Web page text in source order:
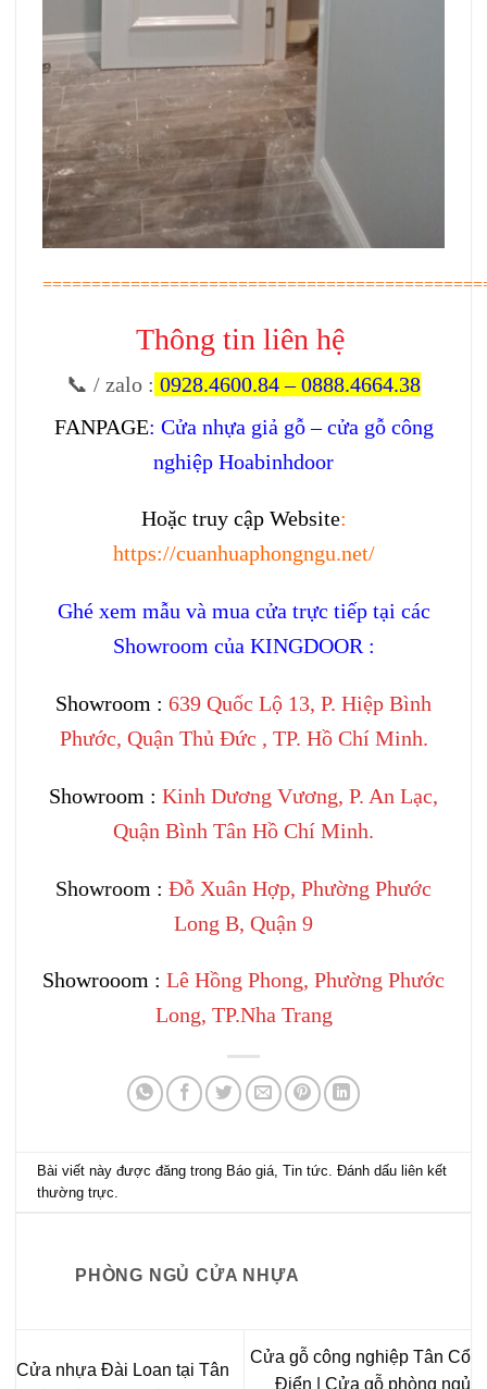
Thông tin liên hệ
📞 / zalo : 0928.4600.84–0888.4664.38
FANPAGE: Cửa nhựa giả gỗ – cửa gỗ công
nghiệp Hoabinhdoor
Hoặc truy cập Website:
https://cuanhuaphongngu.net/
Ghé xem mẫu và mua cửa trực tiếp tại các
Showroom của KINGDOOR :
Showroom : 639 Quốc Lộ 13, P. Hiệp Bình
Phước, Quận Thủ Đức , TP. Hồ Chí Minh.
Showroom : Kinh Dương Vương, P. An Lạc,
Quận Bình Tân Hồ Chí Minh.
Showroom : Đỗ Xuân Hợp, Phường Phước
Long B, Quận 9
Showrooom : Lê Hồng Phong, Phường Phước
Long, TP.Nha Trang
Bài viết này được đăng trong Báo giá ,Tin tức . Đánh dấuliên kết
thường trực
PHÒNG NGỦ CỬA NHỰA
Cửa nhựa Đài Loan tại Tân
Cửa gỗ công nghiệp Tân Cổ
Điển | Cửa gỗ phòng ngủ